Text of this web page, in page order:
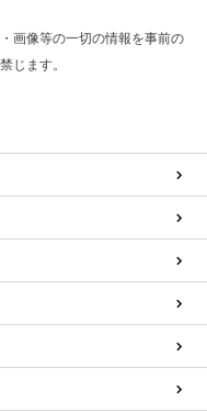
画像等の一切の情報を事前の
じます。